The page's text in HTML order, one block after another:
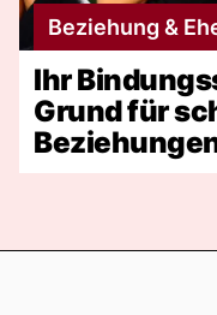
Beziehung &
Ihr
Grund für